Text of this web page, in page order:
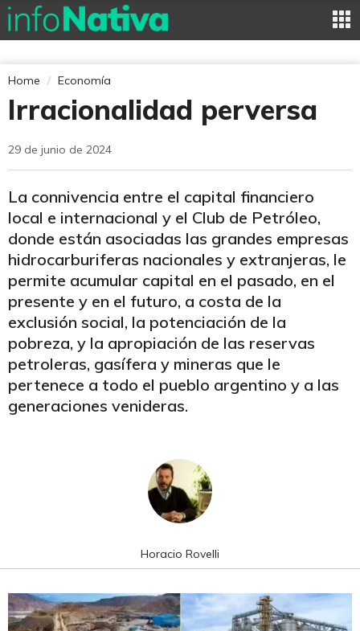
Home Economía
Irracionalidad perversa
29 de junio de 2024
La connivencia entre el capital financiero
local e internacional y el Club de Petróleo,
donde están asociadas las grandes empresas
hidrocarburiferas nacionales y extranjeras, le
permite acumular capital en el pasado, en el
presente y en el futuro, a costa de la
exclusión social, la potenciación de la
pobreza, y la apropiación de las reservas
petroleras, gasífera y mineras que le
pertenece a todo el pueblo argentino y a las
generaciones venideras.
Horacio Rovelli